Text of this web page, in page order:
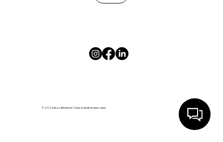
© 2023 Sakura Alimentos. Todos os direitos reservados.